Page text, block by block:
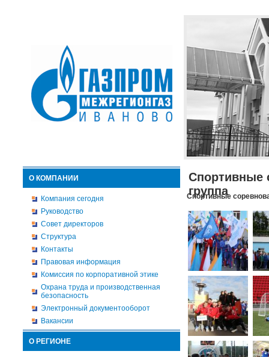
О КОМПАНИИ
Компания сегодня
Руководство
Совет директоров
Структура
Контакты
Правовая информация
Комиссия по корпоративной этике
Охрана труда и производственная
безопасность
Электронный документооборот
Вакансии
О РЕГИОНЕ
Спортивные
группа
Спортивные